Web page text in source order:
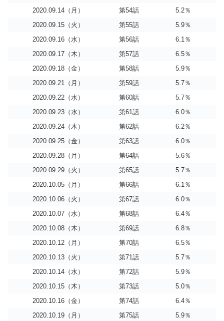
2020.09.14（月）
第54話
5.2％
2020.09.15（火）
第55話
5.9％
2020.09.16（水）
第56話
6.1％
2020.09.17（木）
第57話
6.5％
2020.09.18（金）
第58話
5.9％
2020.09.21（月）
第59話
5.7％
2020.09.22（水）
第60話
5.7％
2020.09.23（水）
第61話
6.0％
2020.09.24（木）
第62話
6.2％
2020.09.25（金）
第63話
6.0％
2020.09.28（月）
第64話
5.6％
2020.09.29（火）
第65話
5.7％
2020.10.05（月）
第66話
6.1％
2020.10.06（火）
第67話
6.0％
2020.10.07（水）
第68話
6.4％
2020.10.08（木）
第69話
6.8％
2020.10.12（月）
第70話
6.5％
2020.10.13（火）
第71話
5.7％
2020.10.14（水）
第72話
5.9％
2020.10.15（木）
第73話
5.0％
2020.10.16（金）
第74話
6.4％
2020.10.19（月）
第75話
5.9％